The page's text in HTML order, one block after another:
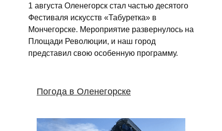
1 августа Оленегорск стал частью десятого
Фестиваля искусств «Табуретка» в
Мончегорске. Мероприятие развернулось на
Площади Революции, и наш город
представил свою особенную программу.
Погода в Оленегорске